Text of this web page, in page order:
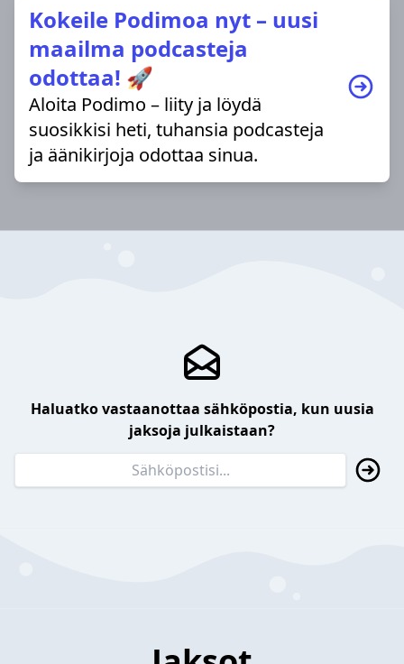
Kokeile Podimoa nyt – uusi
maailma podcasteja
odottaa! 🚀
Aloita Podimo – liity ja löydä
suosikkisi heti, tuhansia podcasteja
ja äänikirjoja odottaa sinua.
Haluatko vastaanottaa sähköpostia, kun uusia
jaksoja julkaistaan?